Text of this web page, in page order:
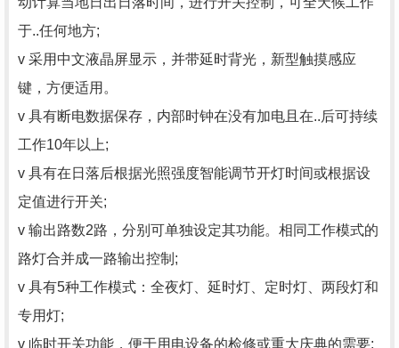
于..任何地方;
v 采用中文液晶屏显示，并带延时背光，新型触摸感应
键，方便适用。
v 具有断电数据保存，内部时钟在没有加电且在..后可持续
工作10年以上;
v 具有在日落后根据光照强度智能调节开灯时间或根据设
定值进行开关;
v 输出路数2路，分别可单独设定其功能。相同工作模式的
路灯合并成一路输出控制;
v 具有5种工作模式：全夜灯、延时灯、定时灯、两段灯和
专用灯;
v 临时开关功能，便于用电设备的检修或重大庆典的需要;